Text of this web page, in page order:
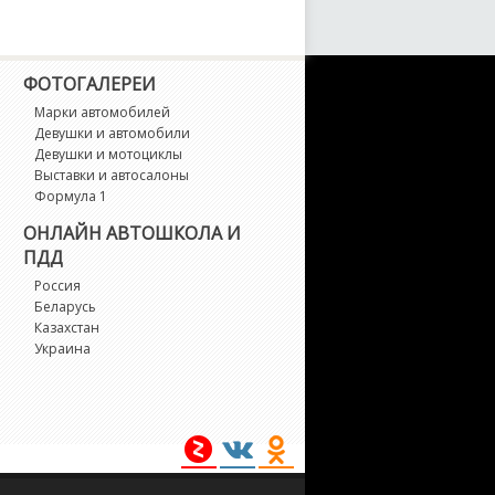
ФОТОГАЛЕРЕИ
Марки автомобилей
Девушки и автомобили
Девушки и мотоциклы
Выставки и автосалоны
Формула 1
ОНЛАЙН АВТОШКОЛА И
ПДД
Россия
Беларусь
Казахстан
Украина